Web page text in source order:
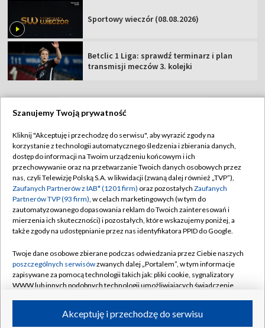
Sportowy wieczór (08.08.2026)
Betclic 1 Liga: sprawdź terminarz i plan
transmisji meczów 3. kolejki
Abonament TVP
Sklep TVP
Biuro Reklamy
Oferta Handlowa
Telegazeta ogłoszenia
Rada Programowa
Ogłoszenia przetargowe
Akademia Telewizyjna
Informacje o nadawcy
Regulamin TVP
Polityka prywatności
Moje zgody
Biuro reklamy
Kontakt
Kanały
©2026 Telewizja Polska Spółka Akcyjna w likwidacji
Szanujemy Twoją prywatność
Kliknij "Akceptuję i przechodzę do serwisu", aby wyrazić zgody na
korzystanie z technologii automatycznego śledzenia i zbierania danych,
dostęp do informacji na Twoim urządzeniu końcowym i ich
przechowywanie oraz na przetwarzanie Twoich danych osobowych przez
nas, czyli Telewizję Polską S.A. w likwidacji (zwaną dalej również „TVP”),
Zaufanych Partnerów z IAB* (1201 firm) oraz pozostałych Zaufanych
Partnerów TVP (93 firm), w celach marketingowych (w tym do
zautomatyzowanego dopasowania reklam do Twoich zainteresowań i
mierzenia ich skuteczności) i pozostałych, które wskazujemy poniżej, a
także zgody na udostępnianie przez nas identyfikatora PPID do Google.
Twoje dane osobowe zbierane podczas odwiedzania przez Ciebie naszych
poszczególnych serwisówzwanych dalej „Portalem”, w tym informacje
zapisywane za pomocą technologii takich jak: pliki cookie, sygnalizatory
WWW lub innych podobnych technologii umożliwiających świadczenie
ruchu w Internecie.Akceptuję i przechodzę do serwisu